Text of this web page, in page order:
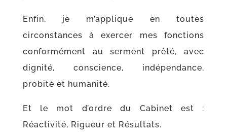
Enfin, je m’applique en toutes
circonstances à exercer mes fonctions
conformément au serment prêté, avec
dignité, conscience, indépendance,
probité et humanité.
Et le mot d’ordre du Cabinet est :
Réactivité, Rigueur et Résultats.